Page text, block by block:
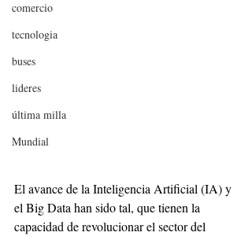
comercio
tecnologia
buses
lideres
última milla
Mundial
El avance de la Inteligencia Artificial (IA) y
el Big Data han sido tal, que tienen la
capacidad de revolucionar el sector del